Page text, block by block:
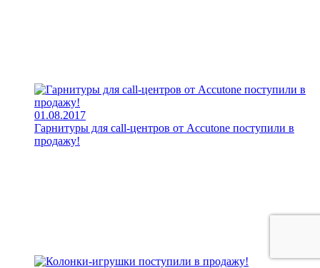
01.08.2017
Гарнитуры для call-центров от Accutone поступили в
продажу!